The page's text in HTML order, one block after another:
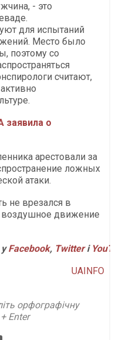
- это
для испытаний
Место было
поэтому со
считают,
заявила о
арестовали за
ложных
атаки.
не врезался в
воздушное движение
уFacebook, Twitterі
UAINFO
орфографічну
Enter